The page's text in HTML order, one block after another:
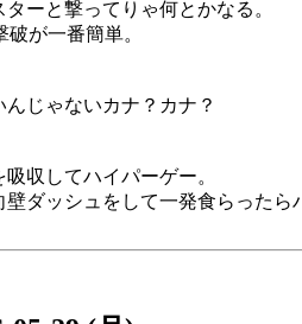
ーと撃ってりゃ何とかなる。
が一番簡単。
じゃないカナ？カナ？
収してハイパーゲー。
ダッシュをして一発食らったら